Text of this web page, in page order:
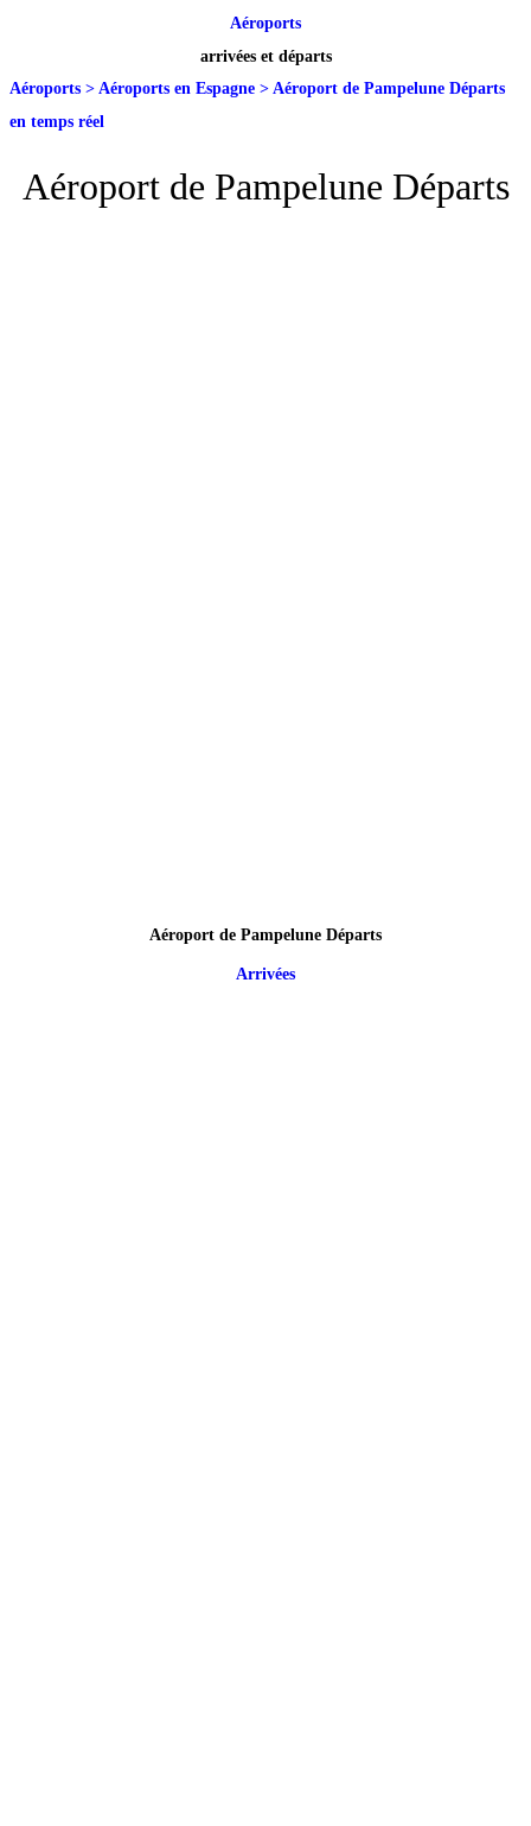
Aéroports
arrivées et départs
Aéroports > Aéroports en Espagne > Aéroport de Pampelune Départs
en temps réel
Aéroport de Pampelune Départs
Aéroport de Pampelune Départs
Arrivées